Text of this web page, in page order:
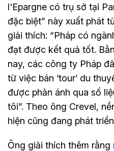
l'Epargne có trụ sở tại
đặc biệt” này xuất phát
giải thích: “Pháp có
đạt được kết quả tốt.
nay, các công ty Pháp
từ việc bán ‘tour’ du
được phản ánh qua số
tôi”. Theo ông Crevel,
hiện cũng đang phát
Ông giải thích thêm rằng